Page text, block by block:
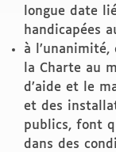
longue date
handicapées
à l’unanimité,
la Charte au
d’aide et le
et des
publics, font
dans des